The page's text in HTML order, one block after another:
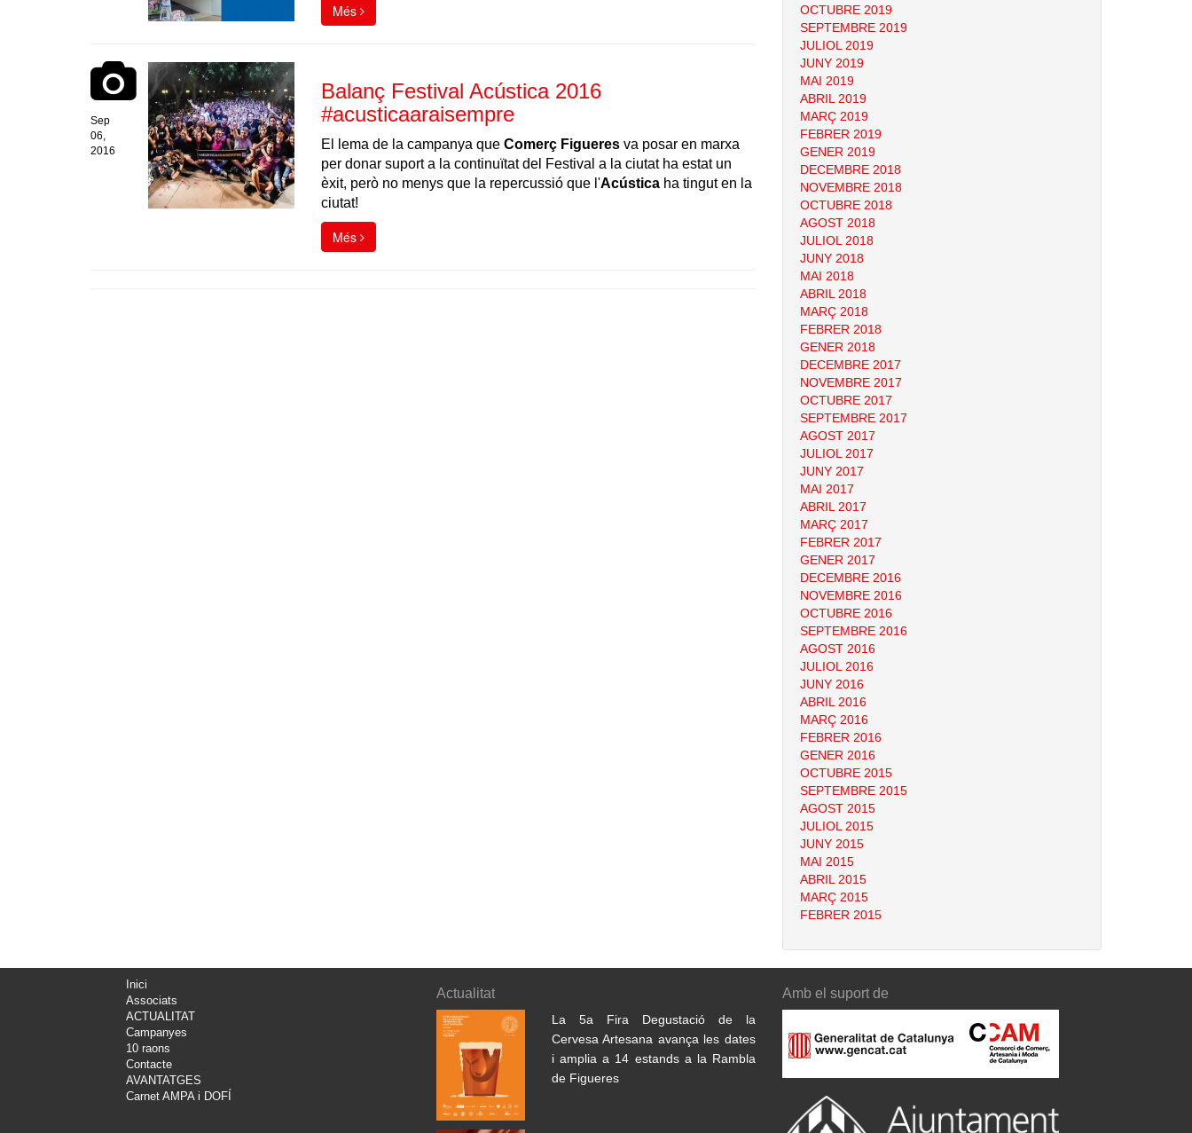
Més
Sep
06,
2016
Balanç Festival Acústica 2016
#acusticaaraisempre
El lema de la campanya que Comerç Figueresva posar en marxa
per donar suport a la continuïtat del Festival a la ciutat ha estat un
èxit, però no menys que la repercussió que l'Acústicaha tingut en la
ciutat!
Més
OCTUBRE 2019
SEPTEMBRE 2019
JULIOL 2019
JUNY 2019
MAI 2019
ABRIL 2019
MARÇ 2019
FEBRER 2019
GENER 2019
DECEMBRE 2018
NOVEMBRE 2018
OCTUBRE 2018
AGOST 2018
JULIOL 2018
JUNY 2018
MAI 2018
ABRIL 2018
MARÇ 2018
FEBRER 2018
GENER 2018
DECEMBRE 2017
NOVEMBRE 2017
OCTUBRE 2017
SEPTEMBRE 2017
AGOST 2017
JULIOL 2017
JUNY 2017
MAI 2017
ABRIL 2017
MARÇ 2017
FEBRER 2017
GENER 2017
DECEMBRE 2016
NOVEMBRE 2016
OCTUBRE 2016
SEPTEMBRE 2016
AGOST 2016
JULIOL 2016
JUNY 2016
ABRIL 2016
MARÇ 2016
FEBRER 2016
GENER 2016
OCTUBRE 2015
SEPTEMBRE 2015
AGOST 2015
JULIOL 2015
JUNY 2015
MAI 2015
ABRIL 2015
MARÇ 2015
FEBRER 2015
Inici
Associats
ACTUALITAT
Campanyes
10 raons
Contacte
AVANTATGES
Carnet AMPA i DOFÍ
Actualitat
La 5a Fira Degustació de la
Cervesa Artesana avança les dates
i amplia a 14 estands a la Rambla
de Figueres
Amb el suport de